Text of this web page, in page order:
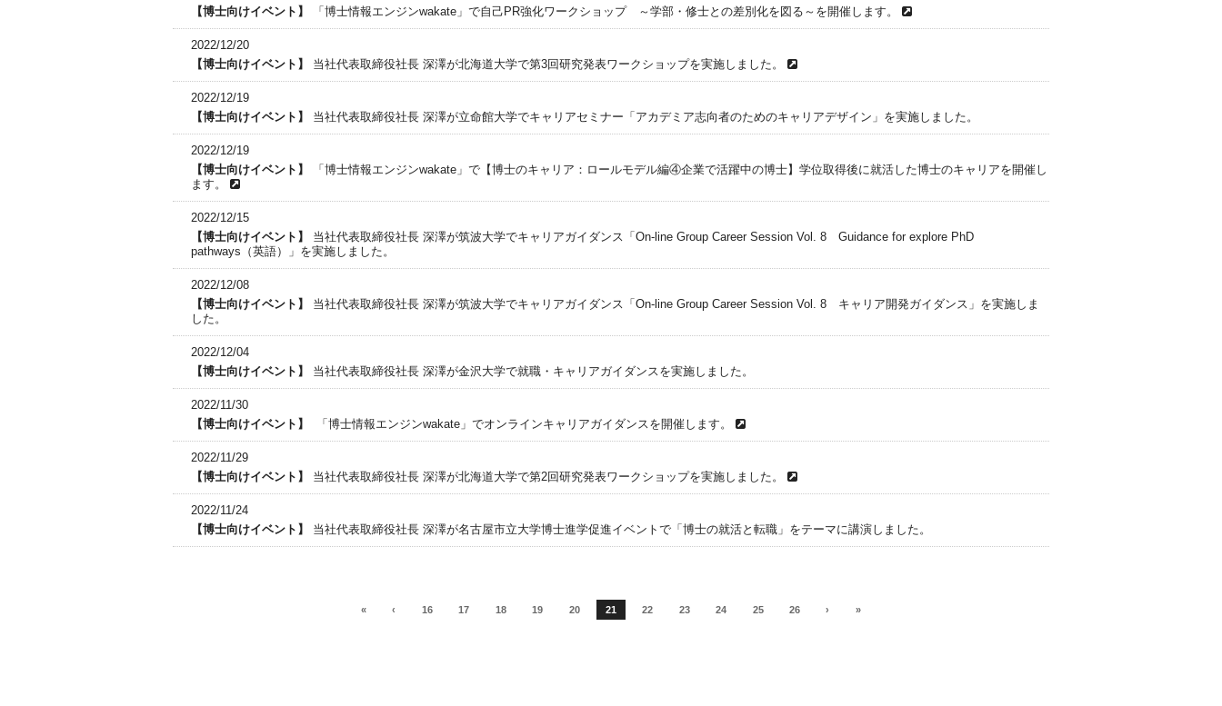
「博士情報エンジンwakate」で自己PR強化ワークショップ ～学部・修士との差別化を図る～を開催します。
2022/12/20
当社代表取締役社長 深澤が北海道大学で第3回研究発表ワークショップを実施しました。
2022/12/19
当社代表取締役社長 深澤が立命館大学でキャリアセミナー「アカデミア志向者のためのキャリアデザイン」を実施しました。
2022/12/19
「博士情報エンジンwakate」で【博士のキャリア：ロールモデル編④企業で活躍中の博士】学位取得後に就活した博士のキャリアを開催し
ます。
2022/12/15
当社代表取締役社長 深澤が筑波大学でキャリアガイダンス「On-line Group Career Session Vol. 8 Guidance for explore PhD
pathways（英語）」を実施しました。
2022/12/08
当社代表取締役社長 深澤が筑波大学でキャリアガイダンス「On-line Group Career Session Vol. 8 キャリア開発ガイダンス」を実施しま
した。
2022/12/04
当社代表取締役社長 深澤が金沢大学で就職・キャリアガイダンスを実施しました。
2022/11/30
「博士情報エンジンwakate」でオンラインキャリアガイダンスを開催します。
2022/11/29
当社代表取締役社長 深澤が北海道大学で第2回研究発表ワークショップを実施しました。
2022/11/24
当社代表取締役社長 深澤が名古屋市立大学博士進学促進イベントで「博士の就活と転職」をテーマに講演しました。
« ‹ 16 17 18 19 20 21 22 23 24 25 26 › »